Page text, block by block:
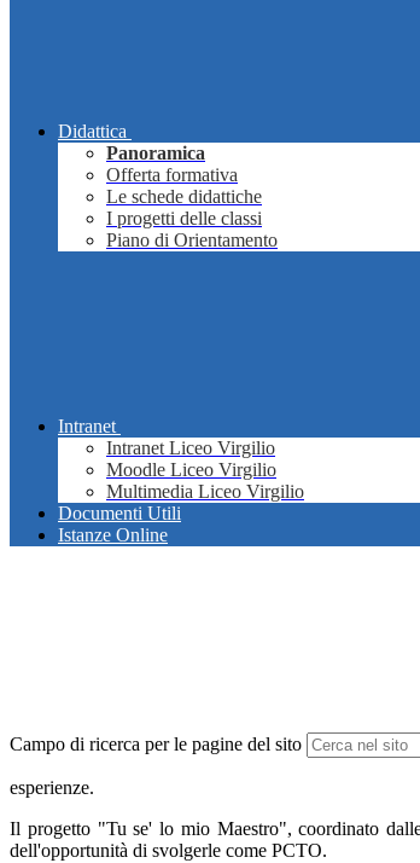
Didattica
Panoramica
Offerta formativa
Le schede didattiche
I progetti delle classi
Piano di Orientamento
Intranet
Intranet Liceo Virgilio
Moodle Liceo Virgilio
Multimedia Liceo Virgilio
Documenti Utili
Istanze Online
Campo di ricerca per le pagine del sito
esperienze.
Il progetto "Tu se' lo mio Maestro", coordinato
dell'opportunità di svolgerle come PCTO.